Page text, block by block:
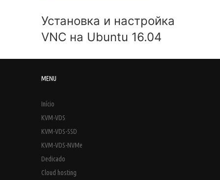
Установка и настройка
VNC на Ubuntu 16.04
MENU
Início
KVM-VDS
KVM-VDS-SSD
KVM-VDS-NVMe
Dedicado
Cloud hosting